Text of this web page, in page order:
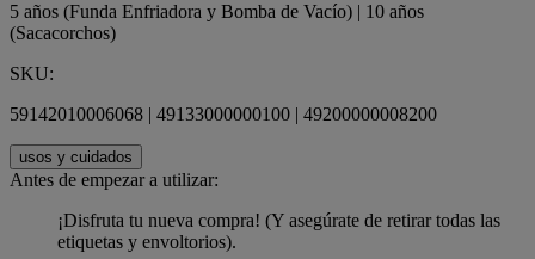
5 años (Funda Enfriadora y Bomba de Vacío) | 10 años
(Sacacorchos)
SKU:
59142010006068 | 49133000000100 | 49200000008200
usos y cuidados
Antes de empezar a utilizar:
¡Disfruta tu nueva compra! (Y asegúrate de retirar todas las
etiquetas y envoltorios).